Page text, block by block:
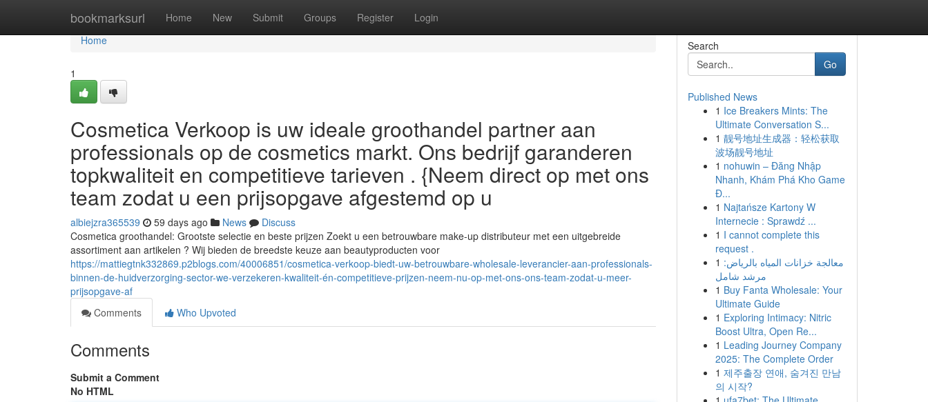
bookmarksurl Home New Submit Groups Register Login
Home
Home
1
Cosmetica Verkoop is uw ideale groothandel partner aan
professionals op de cosmetics markt. Ons bedrijf garanderen
topkwaliteit en competitieve tarieven . {Neem direct op met ons
team zodat u een prijsopgave afgestemd op u
albiejzra365539 59 days ago News
Discuss
Cosmetica groothandel: Grootste selectie en beste prijzen Zoekt u een betrouwbare make-up distributeur met een uitgebreide
assortiment aan artikelen ? Wij bieden de breedste keuze aan beautyproducten voor
https://mattiegtnk332869.p2blogs.com/40006851/cosmetica-verkoop-biedt-uw-betrouwbare-wholesale-leverancier-aan-professionals-
binnen-de-huidverzorging-sector-we-verzekeren-kwaliteit-én-competitieve-prijzen-neem-nu-op-met-ons-ons-team-zodat-u-meer-
prijsopgave-af
Comments
Who Upvoted
Comments
Submit a Comment
No HTML
Search
Go
Published News
1 Ice Breakers Mints: The
Ultimate Conversation S...
1 靓号地址生成器：轻松获取
波场靓号地址
1 nohuwin – Đăng Nhập
Nhanh, Khám Phá Kho Game
Đ...
1 Najtańsze Kartony W
Internecie : Sprawdź ...
1 I cannot complete this
request .
1 معالجة خزانات المياه بالرياض:
مرشد شامل
1 Buy Fanta Wholesale: Your
Ultimate Guide
1 Exploring Intimacy: Nitric
Boost Ultra, Open Re...
1 Leading Journey Company
2025: The Complete Order
1 제주출장 연애, 숨겨진 만남
의 시작?